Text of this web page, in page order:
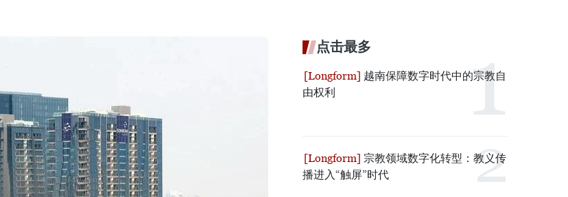
点击最多
越南保障数字时代中的宗教自
由权利
宗教领域数字化转型：教义传
播进入“触屏”时代